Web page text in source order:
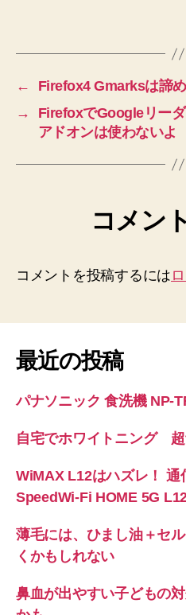
←
Firefox4 Gmarksは諦
→
FirefoxでGoogleリー
アドオンは使わないよ
コメン
コメントを投稿するには
最近の投稿
パナソニック 食洗機 NP-
自宅でホワイトニング
WiMAX L12はハズレ！ 通
SpeedWi-Fi HOME 5G
薄毛には、ひまし油＋セ
くかもしれない
鼻血が出やすい子どもの